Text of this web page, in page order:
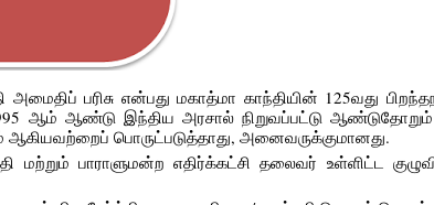
அமைதிப் பரிசு என்பது மகாத்மா காந்தியின் 125வது
ஆம் ஆண்டு இந்திய அரசால் நிறுவப்பட்டு
ஆகியவற்றைப் பொருட்படுத்தாது, அனைவருக்குமானது.
பாராளுமன்ற எதிர்க்கட்சி தலைவர் உள்ளிட்ட